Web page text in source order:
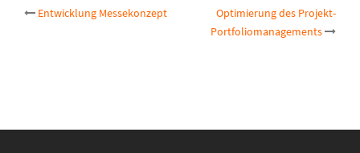
Post
Entwicklung Messekonzept
Optimierung des Projekt-
Portfoliomanagements